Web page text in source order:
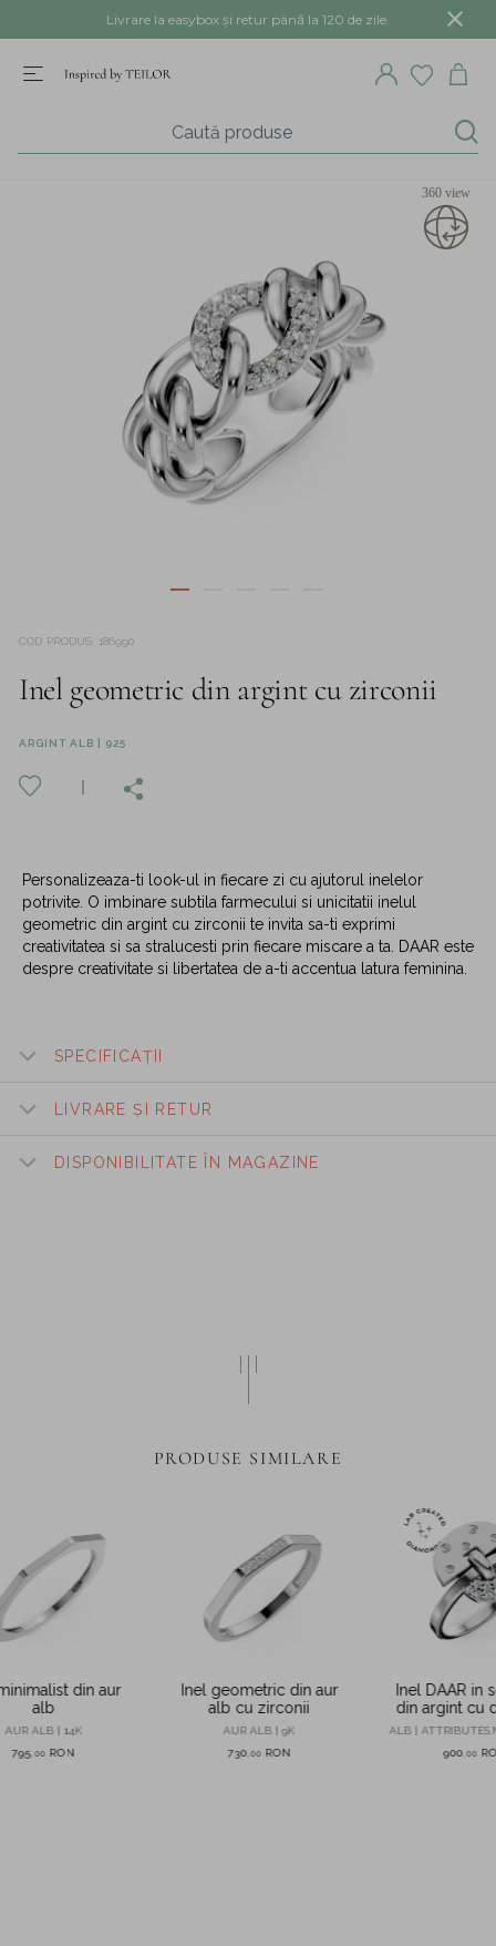
Livrare la easybox și retur până la 120 de zile.
360 view
COD PRODUS 186990
Inel geometric din argint cu zirconii
ARGINT ALB | 925
Personalizeaza-ti look-ul in fiecare zi cu ajutorul inelelor
potrivite. O imbinare subtila farmecului si unicitatii inelul
geometric din argint cu zirconii te invita sa-ti exprimi
creativitatea si sa stralucesti prin fiecare miscare a ta. DAAR este
despre creativitate si libertatea de a-ti accentua latura feminina.
SPECIFICAȚII
LIVRARE ȘI RETUR
DISPONIBILITATE ÎN MAGAZINE
PRODUSE SIMILARE
din aur
alb
AUR ALB | 14K
795 00 RON
Inel geometric din aur
alb cu zirconii
AUR ALB | 9K
730 00 RON
Inel DAAR in
din argint cu
de 0.15
ALB |
900 00